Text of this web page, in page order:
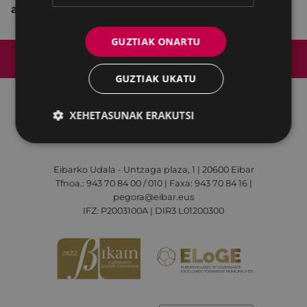
asteartea - igandea 18:30 - 20:30
Irisgarritasuna
Lege-oharra
Cookien politika
Eibarko Udala - Untzaga plaza, 1 | 20600 Eibar
Tfnoa.: 943 70 84 00 / 010 | Faxa: 943 70 84 16 |
pegora@eibar.eus
IFZ: P2003100A | DIR3 L01200300
GUZTIAK ONARTU
GUZTIAK UKATU
XEHETASUNAK ERAKUTSI